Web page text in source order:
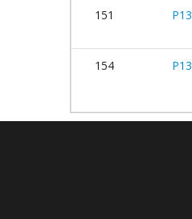
151 P13
154 P13